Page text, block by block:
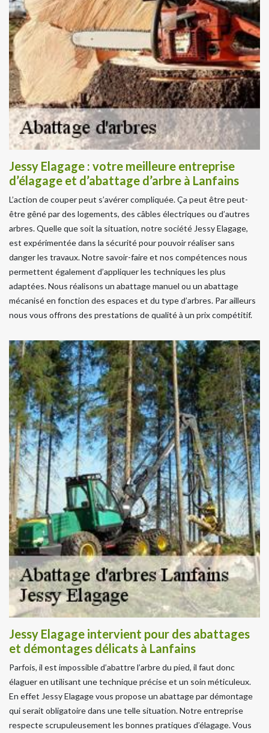
Jessy Elagage : votre meilleure entreprise
d’élagage et d’abattage d’arbre à Lanfains
L’action de couper peut s’avérer compliquée. Ça peut être peut-
être gêné par des logements, des câbles électriques ou d’autres
arbres. Quelle que soit la situation, notre société Jessy Elagage,
est expérimentée dans la sécurité pour pouvoir réaliser sans
danger les travaux. Notre savoir-faire et nos compétences nous
permettent également d’appliquer les techniques les plus
adaptées. Nous réalisons un abattage manuel ou un abattage
mécanisé en fonction des espaces et du type d’arbres. Par ailleurs
nous vous offrons des prestations de qualité à un prix compétitif.
Jessy Elagage intervient pour des abattages
et démontages délicats à Lanfains
Parfois, il est impossible d’abattre l’arbre du pied, il faut donc
élaguer en utilisant une technique précise et un soin méticuleux.
En effet Jessy Elagage vous propose un abattage par démontage
qui serait obligatoire dans une telle situation. Notre entreprise
respecte scrupuleusement les bonnes pratiques d’élagage. Vous